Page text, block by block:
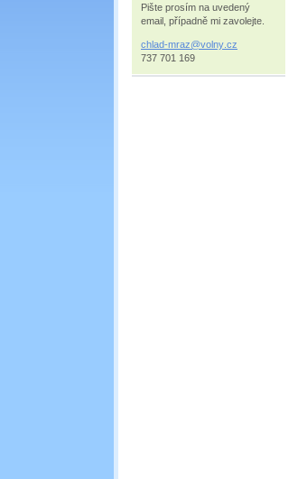
Pište prosím na uvedený
email, případně mi zavolejte.
chlad-mraz@volny .cz
737 701 169